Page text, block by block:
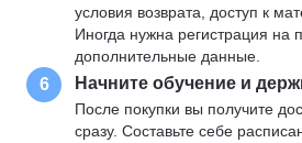
условия возврата, доступ к
Иногда нужна регистрация на
дополнительные данные.
6 Начните обучение и
После покупки вы получите
сразу. Составьте себе